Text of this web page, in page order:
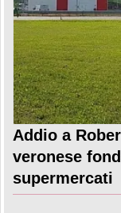
Addio a
veronese
supermercati